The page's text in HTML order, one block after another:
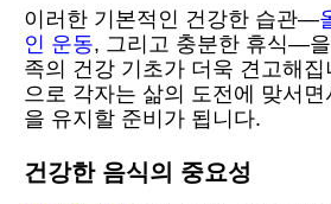
이러한 기본적인 건강한 습관—
인 운동, 그리고 충분한 휴식—
족의 건강 기초가 더욱 견고해
으로 각자는 삶의 도전에 맞서
을 유지할 준비가 됩니다.
건강한 음식의 중요성